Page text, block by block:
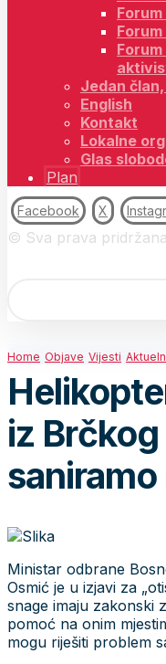
Jedan
English
Kontakt
Lokalne
Glas
Plan
Facebook X
© Sva prava
Home Objave Vijesti
iz
saniramo
Ministar odbrane
Osmić je u izjavi za
snage imaju zakonski
pomoć na onim
mogu riješiti problem